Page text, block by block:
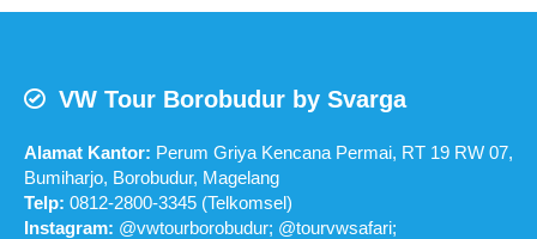
VW Tour Borobudur by Svarga
Alamat Kantor: Perum Griya Kencana Permai, RT 19 RW 07,
Bumiharjo, Borobudur, Magelang
Telp: 0812-2800-3345 (Telkomsel)
Instagram: @vwtourborobudur; @tourvwsafari;